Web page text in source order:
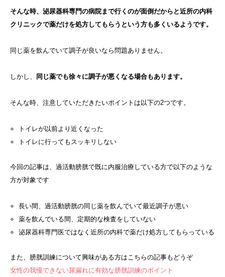
そんな時、泌尿器科専門の病院まで行くのが面倒だからと近所の内科
クリニックで薬だけを処方してもらうという方も多くいるようです。
同じ薬を飲んでいて調子が良いなら問題ありません。
しかし、 同じ薬でも徐々に調子が悪くなる場合もあります。
そんな時、注意していただきたいポイントは以下の2つです。
トイレが以前より近くなった
トイレに行ってもスッキリしない
今回の記事は、過活動膀胱で既に内服治療している方で以下のような
方が対象です
長い間、過活動膀胱の同じ薬を飲んでいて最近調子が悪い
薬を飲んでいる間、定期的な検査をしていない
泌尿器科専門医ではなく近所の内科で薬だけ処方してもらっている
また、膀胱訓練について興味がある方はこちらの記事もどうぞ
女性の我慢できない尿漏れに有効な膀胱訓練のポイント